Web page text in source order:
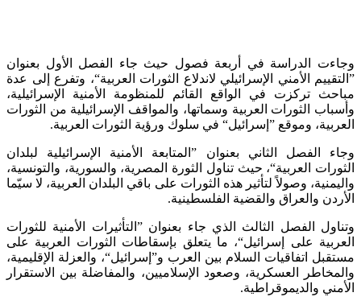
وجاءت الدراسة في أربعة فصول حيث جاء الفصل الأول بعنوان
”التقييم الأمني الإسرائيلي لاندلاع الثورات العربية“، وتفرع إلى عدة
مباحث تركزت في الواقع القائم للمنظومة الأمنية الإسرائيلية،
وأسباب الثورات العربية وسماتها، والمواقف الإسرائيلية من الثورات
العربية، وموقع ”إسرائيل“ في سلوك ورؤية الثورات العربية.
وجاء الفصل الثاني بعنوان ”المتابعة الأمنية الإسرائيلية لبلدان
الثورات العربية“، حيث تناول الثورة المصرية، والسورية، والتونسية،
واليمنية، وصولاً لتأثير هذه الثورات على باقي البلدان العربية، لا سيّما
الأردن والعراق والقضية الفلسطينية.
وتناول الفصل الثالث الذي جاء بعنوان ”التأثيرات الأمنية للثورات
العربية على إسرائيل“، ما يتعلق بإسقاطات الثورات العربية على
مستقبل اتفاقيات السلام بين العرب و”إسرائيل“، والعزلة الإقليمية،
والمخاطر العسكرية، وصعود الإسلاميين، والمفاضلة بين الاستقرار
الأمني والديموقراطية.